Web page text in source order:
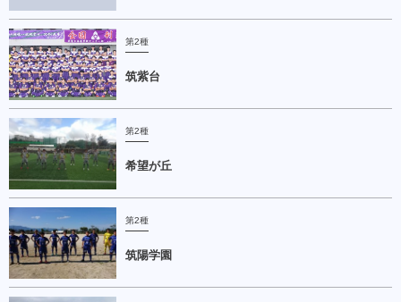
第2種
筑紫台
第2種
希望が丘
第2種
筑陽学園